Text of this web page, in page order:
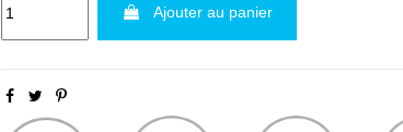
Ajouter au panier